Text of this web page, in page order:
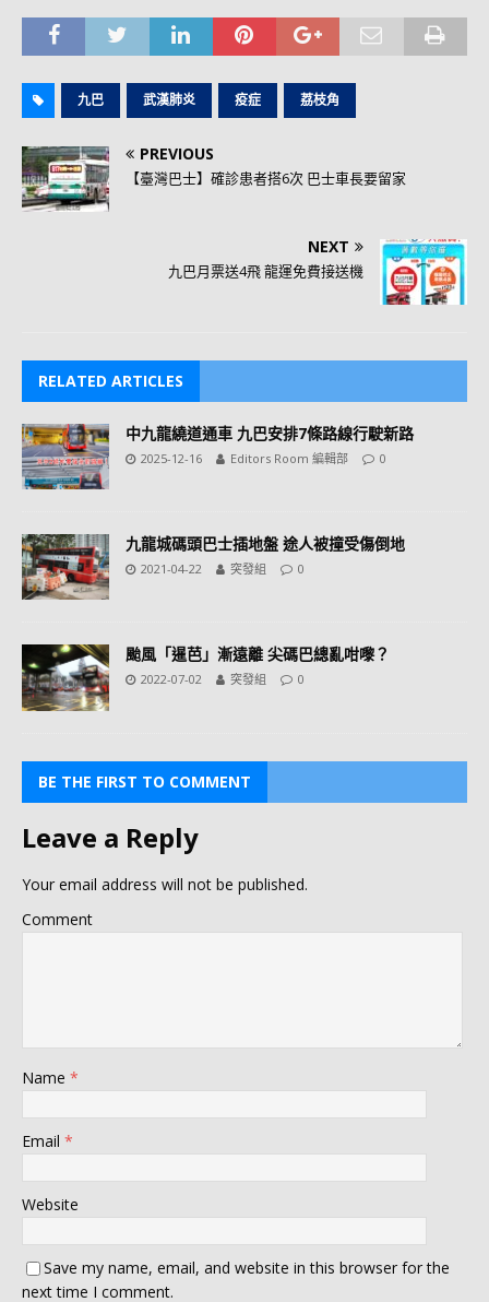
九巴 武漢肺炎 疫症 荔枝角
PREVIOUS
【臺灣巴士】確診患者搭6次 巴士車長要留家
NEXT
九巴月票送4飛 龍運免費接送機
RELATED ARTICLES
中九龍繞道通車 九巴安排7條路線行駛新路
2025-12-16 Editors Room 編輯部 0
九龍城碼頭巴士插地盤 途人被撞受傷倒地
2021-04-22 突發組 0
颱風「暹芭」漸遠離 尖碼巴總亂咁嚟？
2022-07-02 突發組 0
BE THE FIRST TO COMMENT
Leave a Reply
Your email address will not be published.
Comment
Name *
Email *
Website
Save my name, email, and website in this browser for the
next time I comment.